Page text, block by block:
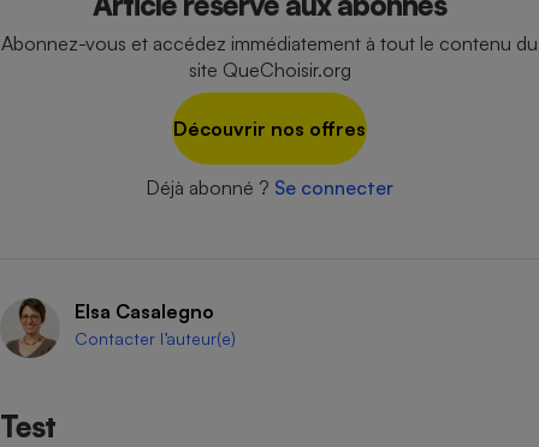
Abonnez-vous et accédez immédiatement à tout le contenu du
site QueChoisir.org
Découvrir nos offres
Déjà abonné ? Se connecter
Elsa Casalegno
Contacter l’auteur(e)
Test